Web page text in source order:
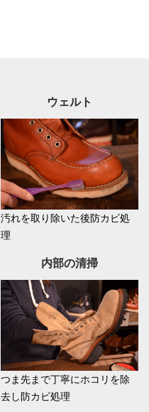
ウェルト
汚れを取り除いた後防カビ処
理
内部の清掃
つま先まで丁寧にホコリを除
去し防カビ処理